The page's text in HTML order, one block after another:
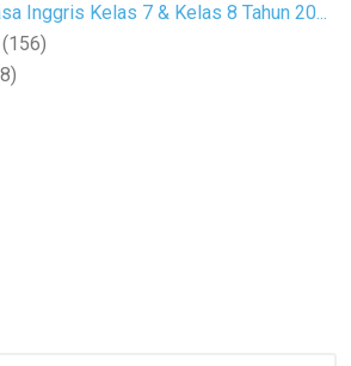
Inggris Kelas 7 & Kelas 8 Tahun 20...
(156)